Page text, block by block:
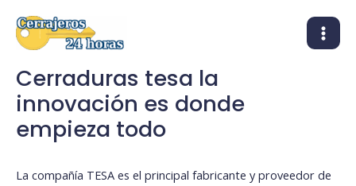
contenido
Cerraduras tesa la
innovación es donde
empieza todo
La compañía TESA es el principal fabricante y proveedor de